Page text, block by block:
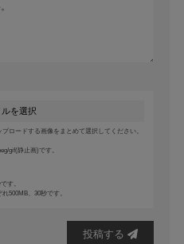
を選択
ロードする画像をまとめて選択してください。
gif(静止画)です。
す。
500MB、30秒です。
投稿する